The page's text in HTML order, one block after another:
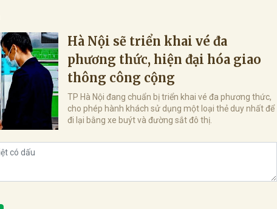
Hà Nội sẽ triển khai vé đa
phương thức, hiện đại hóa giao
thông công cộng
TP Hà Nội đang chuẩn bị triển khai vé đa phương thức,
cho phép hành khách sử dụng một loại thẻ duy nhất để
đi lại bằng xe buýt và đường sắt đô thị.